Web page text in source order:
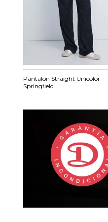
Pantalón Straight Unicolor
Springfield